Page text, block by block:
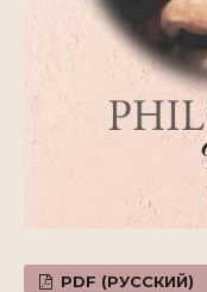
PDF (РУССКИЙ)